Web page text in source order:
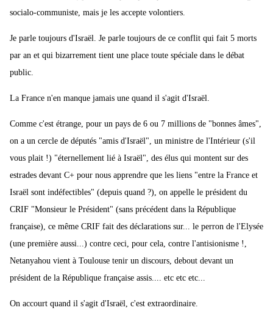
socialo-communiste, mais je les accepte volontiers.
Je parle toujours d'Israël. Je parle toujours de ce conflit qui fait 5 morts
par an et qui bizarrement tient une place toute spéciale dans le débat
public.
La France n'en manque jamais une quand il s'agit d'Israël.
Comme c'est étrange, pour un pays de 6 ou 7 millions de "bonnes âmes",
on a un cercle de députés "amis d'Israël", un ministre de l'Intérieur (s'il
vous plait !) "éternellement lié à Israël", des élus qui montent sur des
estrades devant C+ pour nous apprendre que les liens "entre la France et
Israël sont indéfectibles" (depuis quand ?), on appelle le président du
CRIF "Monsieur le Président" (sans précédent dans la République
française), ce même CRIF fait des déclarations sur... le perron de l'Elysée
(une première aussi...) contre ceci, pour cela, contre l'antisionisme !,
Netanyahou vient à Toulouse tenir un discours, debout devant un
président de la République française assis.... etc etc etc...
On accourt quand il s'agit d'Israël, c'est extraordinaire.